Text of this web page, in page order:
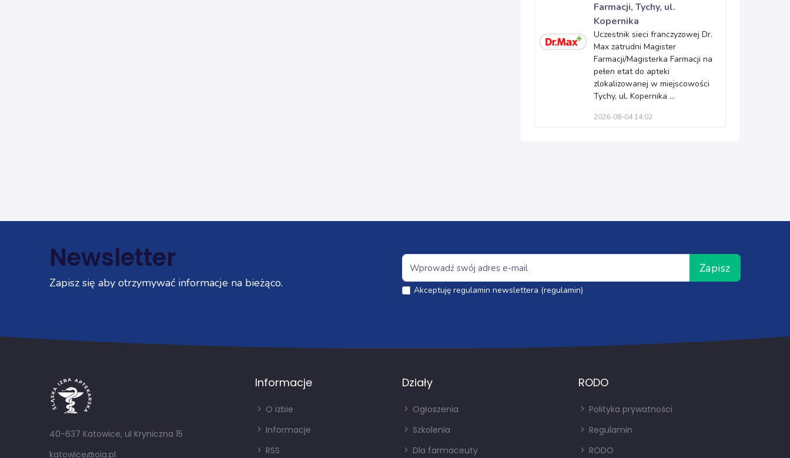
Farmacji, Tychy, ul.
Kopernika
Uczestnik sieci franczyzowej Dr.
Max zatrudni Magister
Farmacji/Magisterka Farmacji na
pełen etat do apteki
zlokalizowanej w miejscowości
Tychy, ul. Kopernika ...
2026-08-04 14:02
Newsletter
Zapisz się aby otrzymywać informacje na bieżąco.
Zapisz
Akceptuję regulamin newslettera (regulamin)
40-637 Katowice, ul Kryniczna 15
katowice@oia.pl
Informacje
O izbie
Informacje
RSS
Działy
Ogłoszenia
Szkolenia
Dla farmaceuty
RODO
Polityka prywatności
Regulamin
RODO